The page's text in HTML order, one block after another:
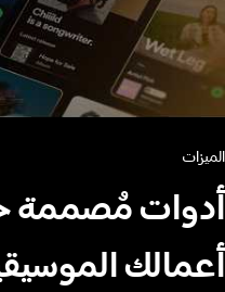
الميزات
أدوات مُصممة
أعمالك